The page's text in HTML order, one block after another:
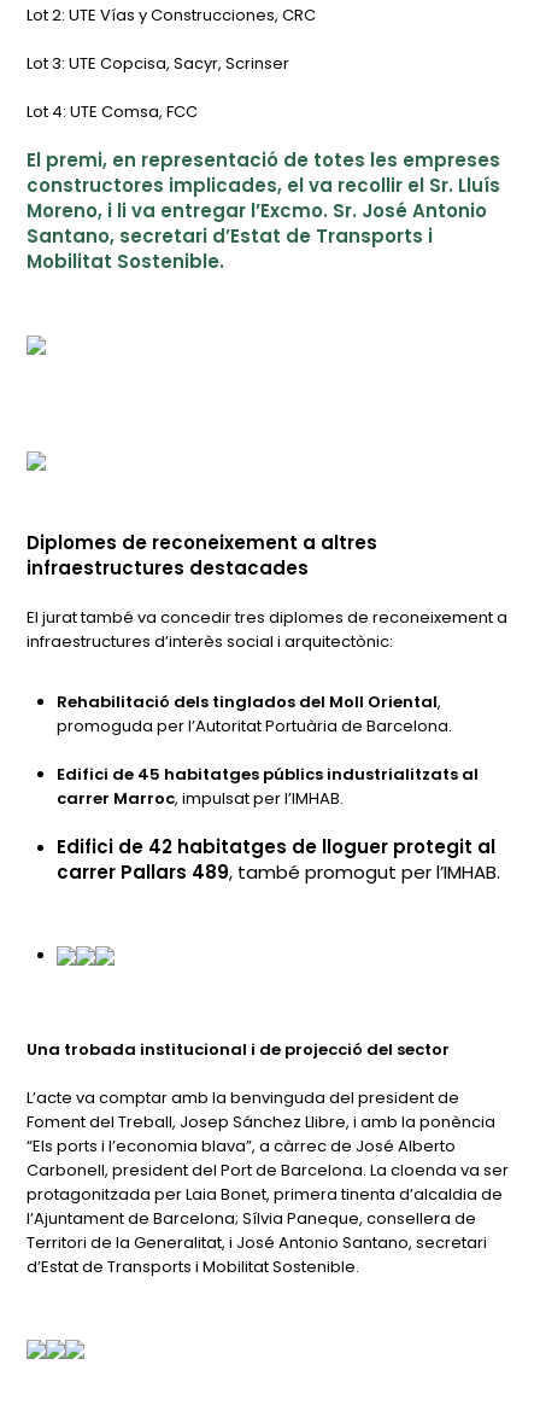
Lot 2: UTE Vías y Construcciones, CRC
Lot 3: UTE Copcisa, Sacyr, Scrinser
Lot 4: UTE Comsa, FCC
El premi, en representació de totes les empreses
constructores implicades, el va recollir el Sr. Lluís
Moreno, i li va entregar l’Excmo. Sr. José Antonio
Santano, secretari d’Estat de Transports i
Mobilitat Sostenible.
Diplomes de reconeixement a altres
infraestructures destacades
El jurat també va concedir tres diplomes de reconeixement a
infraestructures d’interès social i arquitectònic:
Rehabilitació dels tinglados del Moll Oriental,
promoguda per l’Autoritat Portuària de Barcelona.
Edifici de 45 habitatges públics industrialitzats al
carrer Marroc, impulsat per l’IMHAB.
Edifici de 42 habitatges de lloguer protegit al
carrer Pallars 489, també promogut per l’IMHAB.
Una trobada institucional i de projecció del sector
L’acte va comptar amb la benvinguda del president de
Foment del Treball, Josep Sánchez Llibre, i amb la ponència
“Els ports i l’economia blava”, a càrrec de José Alberto
Carbonell, president del Port de Barcelona. La cloenda va ser
protagonitzada per Laia Bonet, primera tinenta d’alcaldia de
l’Ajuntament de Barcelona; Sílvia Paneque, consellera de
Territori de la Generalitat, i José Antonio Santano, secretari
d’Estat de Transports i Mobilitat Sostenible.